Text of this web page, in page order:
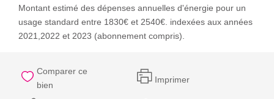
Montant estimé des dépenses annuelles d'énergie pour un
usage standard entre 1830€ et 2540€. indexées aux années
2021,2022 et 2023 (abonnement compris).
Comparer ce
bien
Imprimer